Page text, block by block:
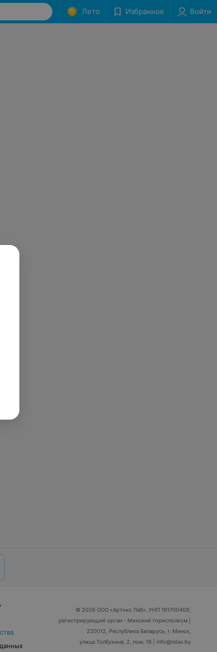
Лето Избранное Войти
© 2026 ООО «Артокс Лаб», УНП 191700409,
регистрирующий орган - Минский горисполком
220012, Республика Беларусь, г. Минск,
улица Толбухина, 2, пом. 16 | info@relax.by